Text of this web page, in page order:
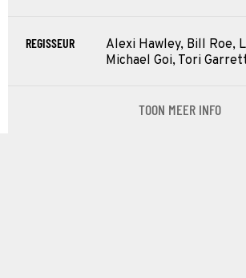
REGISSEUR
Alexi Hawley, Bill Roe,
Michael Goi, Tori
TOON MEER INFO